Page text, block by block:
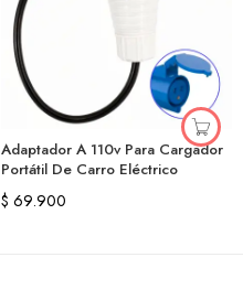
Adaptador A 110v Para Cargador
Portátil De Carro Eléctrico
$ 69.900